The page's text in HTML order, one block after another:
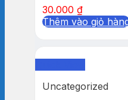
30.000 ₫
Thêm vào giỏ
Uncategorized